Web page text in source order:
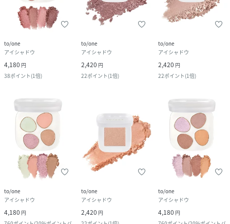
to/one
アイシャドウ
4,180 円
38ポイント(1倍)
to/one
アイシャドウ
2,420 円
22ポイント(1倍)
to/one
アイシャドウ
2,420 円
22ポイント(1倍)
to/one
アイシャドウ
4,180 円
to/one
アイシャドウ
2,420 円
to/one
アイシャドウ
4,180 円